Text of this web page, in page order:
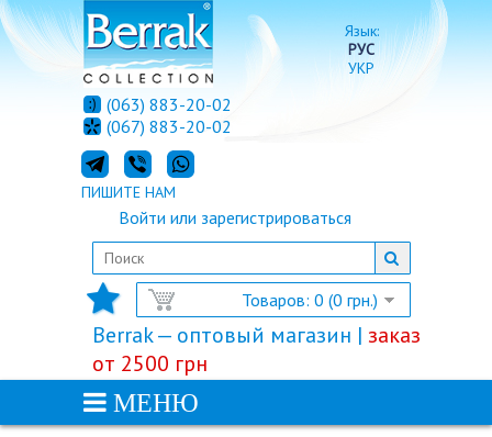
Язык:
РУС
УКР
Товаров: 0 (0 грн.)
Войти или зарегистрироваться
(063) 883-20-02
(067) 883-20-02
ПИШИТЕ НАМ
Berrak — оптовый магазин | заказ
от 2500 грн
МЕНЮ